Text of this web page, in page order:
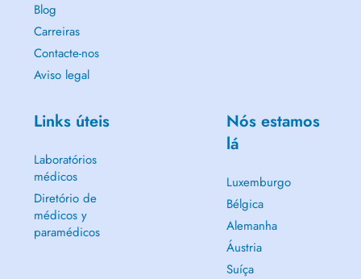
Blog
Carreiras
Contacte-nos
Aviso legal
Links úteis
Laboratórios
médicos
Diretório de
médicos y
paramédicos
Nós estamos
lá
Luxemburgo
Bélgica
Alemanha
Áustria
Suíça